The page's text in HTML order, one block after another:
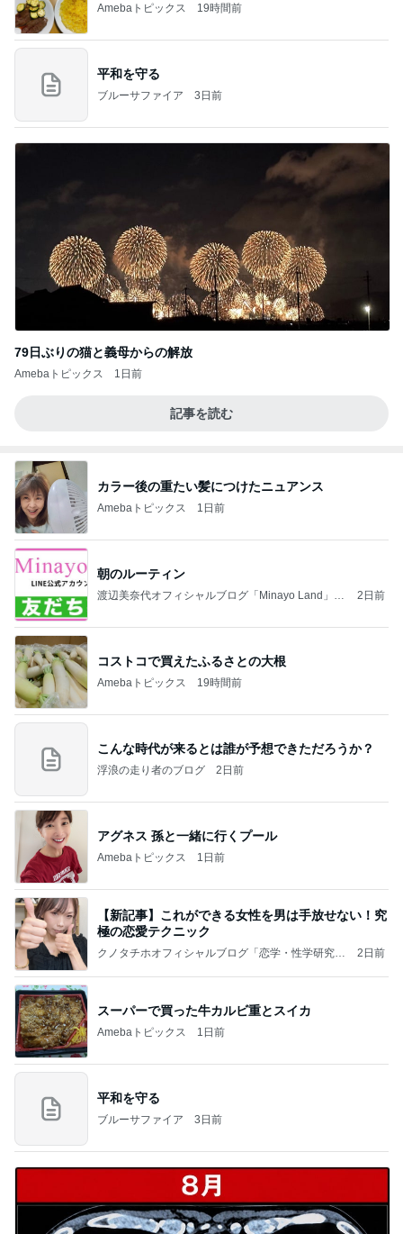
Amebaトピックス 19時間前
平和を守る
ブルーサファイア 3日前
79日ぶりの猫と義母からの解放
Amebaトピックス 1日前
記事を読む
カラー後の重たい髪につけたニュアンス
Amebaトピックス 1日前
朝のルーティン
渡辺美奈代オフィシャルブログ「Minayo Land」P
2日前
コストコで買えたふるさとの大根
Amebaトピックス 19時間前
こんな時代が来るとは誰が予想できただろうか？
浮浪の走り者のブログ 2日前
アグネス 孫と一緒に行くプール
Amebaトピックス 1日前
【新記事】これができる女性を男は手放せない！究
極の恋愛テクニック
クノタチホオフィシャルブログ「恋学・性学研究
2日前
スーパーで買った牛カルビ重とスイカ
Amebaトピックス 1日前
平和を守る
ブルーサファイア 3日前